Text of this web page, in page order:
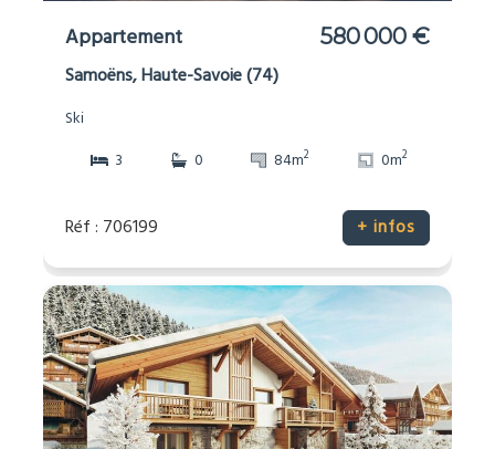
Appartement 580 000 €
Samoëns, Haute-Savoie (74)
Ski
3
0 84m2 0m2
Réf : 706199 + infos